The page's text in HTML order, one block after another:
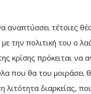
αναπτύσσει τέτοιες
την πολιτική του ο
κρίσης πρόκειται να
που θα του μοιράσει
λιτότητα διαρκείας,